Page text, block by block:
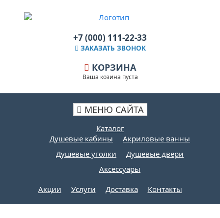
+7 (000) 111-22-33
ЗАКАЗАТЬ ЗВОНОК
КОРЗИНА
Ваша козина пуста
МЕНЮ САЙТА
Каталог
Душевые кабины
Акриловые ванны
Душевые уголки
Душевые двери
Аксессуары
Акции Услуги Доставка Контакты